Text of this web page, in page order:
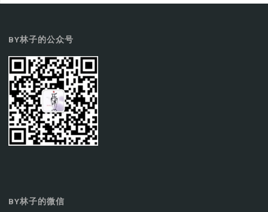
BY林子的公众号
BY林子的微信